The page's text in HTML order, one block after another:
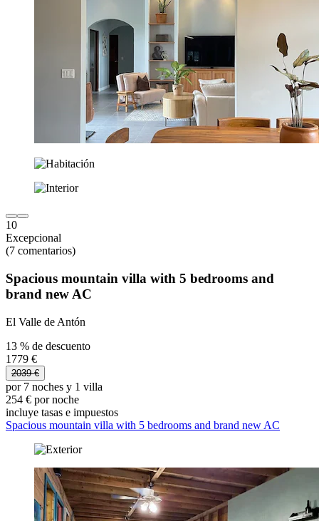
10
Excepcional
(7 comentarios)
Spacious mountain villa with 5 bedrooms and
brand new AC
El Valle de Antón
13 % de descuento
1779 €
2039 €
por 7 noches y 1 villa
254 € por noche
incluye tasas e impuestos
Spacious mountain villa with 5 bedrooms and brand new AC